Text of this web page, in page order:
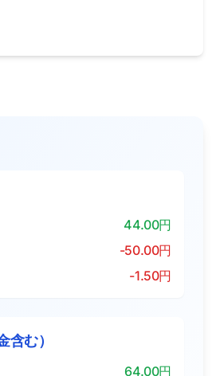
44.00円
-50.00円
-1.50円
含む）
64.00円